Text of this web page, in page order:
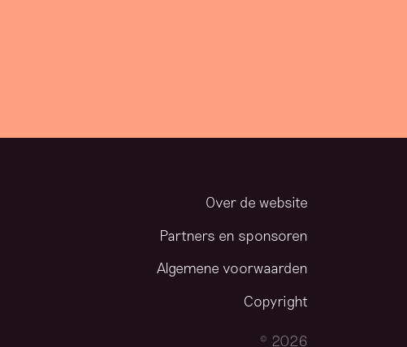
Over de website
Partners en sponsoren
Algemene voorwaarden
Copyright
© 2026